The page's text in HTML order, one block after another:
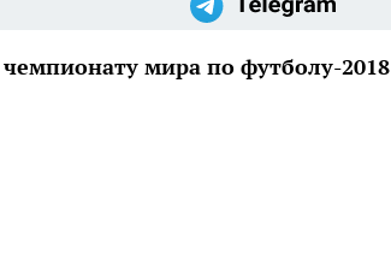
мира по футболу-2018